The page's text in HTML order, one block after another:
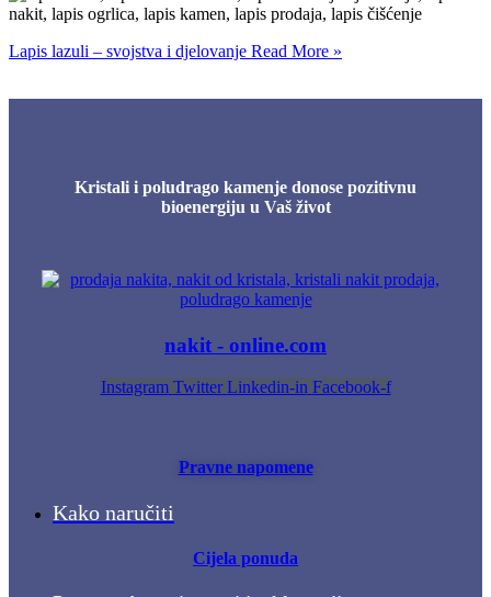
Lapis lazuli – svojstva i djelovanje Read More »
Kristali i poludrago kamenje donose pozitivnu
bioenergiju u Vaš život
nakit - online.com
Instagram Twitter Linkedin-in Facebook-f
Pravne napomene
Kako naručiti
Cijela ponuda